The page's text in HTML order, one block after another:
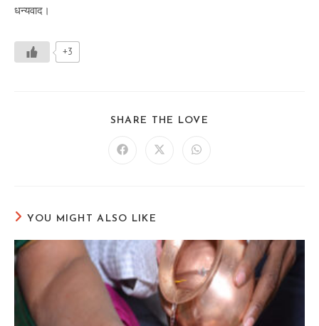
धन्यवाद।
+3
SHARE THE LOVE
Opens Opens Opens
YOU MIGHT ALSO LIKE